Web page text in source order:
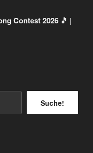
Contest 2026 🎵 |
Suche!